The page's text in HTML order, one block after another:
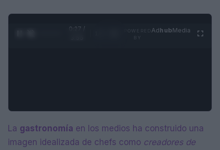
0:28 /
AdhubMedia
La gastronomía en los medios ha construido una
imagen idealizada de chefs como creadores de